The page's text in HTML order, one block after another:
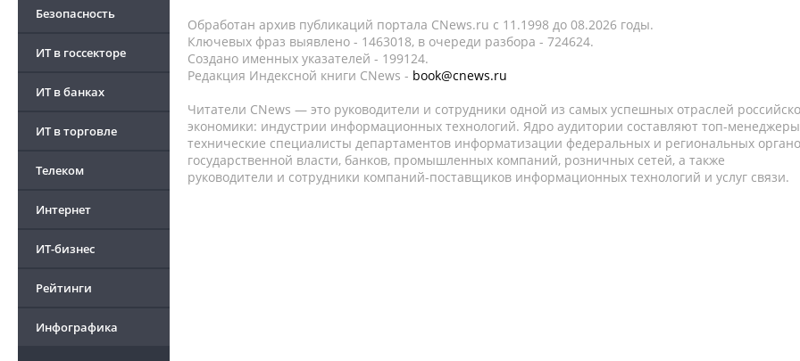
Безопасность
ИТ в госсекторе
ИТ в банках
ИТ в торговле
Телеком
Интернет
ИТ-бизнес
Рейтинги
Инфографика
Обработан архив публикаций портала CNews.ru c 11.1998 до 08.2026 годы.
Ключевых фраз выявлено - 1463018, в очереди разбора - 724624.
Создано именных указателей - 199124.
Редакция Индексной книги CNews - book@cnews.ru
Читатели CNews — это руководители и сотрудники одной из самых успешных отраслей
экономики: индустрии информационных технологий. Ядро аудитории составляют топ-
технические специалисты департаментов информатизации федеральных и региональных
государственной власти, банков, промышленных компаний, розничных сетей, а также
руководители и сотрудники компаний-поставщиков информационных технологий и услуг связи.